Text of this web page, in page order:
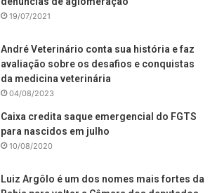
19/07/2021
André Veterinário conta sua história e faz
avaliação sobre os desafios e conquistas
da medicina veterinária
04/08/2023
Caixa credita saque emergencial do FGTS
para nascidos em julho
10/08/2020
Luiz Argôlo é um dos nomes mais fortes da